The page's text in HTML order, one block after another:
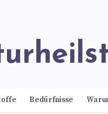
Bedürfnisse